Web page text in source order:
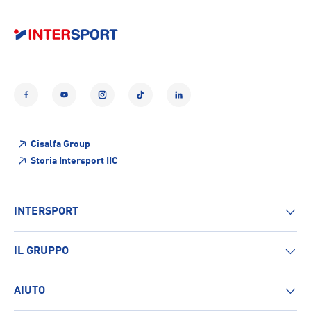
YouTubeInstagramTikTok LinkedIn
Cisalfa Group
Storia Intersport IIC
INTERSPORT
IL GRUPPO
AIUTO